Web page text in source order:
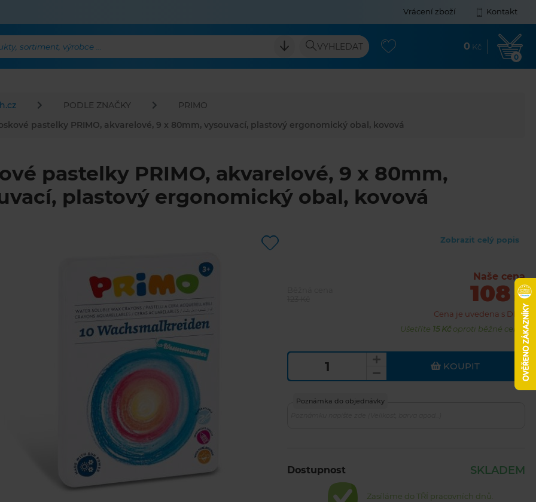
Vrácení zboží Kontakt
sortiment, výrobce ... VYHLEDAT 0 Kč
0
PODLE ZNAČKY
PRIMO
pastelky PRIMO, akvarelové, 9 x 80mm, vysouvací, plastový ergonomický obal, kovová
pastelky PRIMO, akvarelové, 9 x 80mm,
plastový ergonomický obal, kovová
Zobrazit celý popis
Naše cena
108 Kč
Cena je uvedena s DPH
Ušetříte 15 Kčoproti běžné ceně.
KOUPIT
Poznámka do objednávky
Dostupnost SKLADEM
Zasíláme do TŘÍ pracovních dnů.